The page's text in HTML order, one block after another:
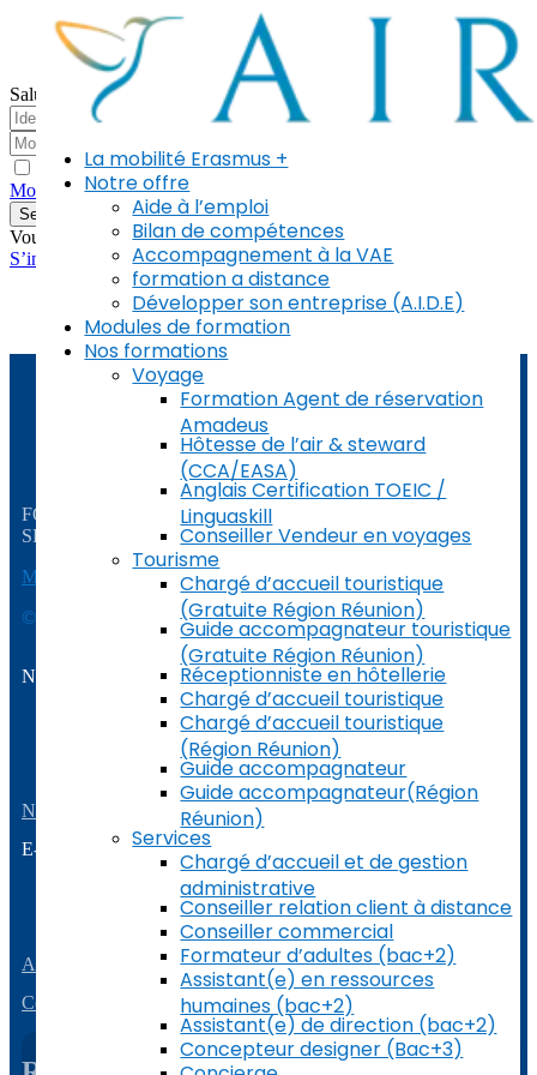
La mobilité Erasmus +
Notre offre
Aide à l’emploi
Bilan de compétences
Accompagnement à la VAE
formation a distance
Développer son entreprise (A.I.D.E)
Modules de formation
Nos formations
Voyage
Formation Agent de réservation
Amadeus
Hôtesse de l’air & steward
(CCA/EASA)
Anglais Certification TOEIC /
Linguaskill
Conseiller Vendeur en voyages
Tourisme
Chargé d’accueil touristique
(Gratuite Région Réunion)
Guide accompagnateur touristique
(Gratuite Région Réunion)
Réceptionniste en hôtellerie
Chargé d’accueil touristique
Chargé d’accueil touristique
(Région Réunion)
Guide accompagnateur
Guide accompagnateur(Région
Réunion)
Services
Chargé d’accueil et de gestion
administrative
Conseiller relation client à distance
Conseiller commercial
Formateur d’adultes (bac+2)
Assistant(e) en ressources
humaines (bac+2)
Assistant(e) de direction (bac+2)
Concepteur designer (Bac+3)
Salut, bon retour !
Me garder connecté
Mot de passe oublié ?
Se connecter
Vous n’avez pas de compte ?
S’inscrire maintenant
AIRLISE
FORMATION METIER DU VOYAGE TOURISME ET
SERVICES AUX ENTREPRISES
Mentions Légales
RGPD|
© 2023 | Airlise Formation
Notre offre
Bilan de compétences
Accompagnement-la-vae
Modules de formation
Aide à l’emploi
Nos formations
E-learning
Amadeus Niv. 1
Amadeus Niv. 2
Amadeus Niv. 3
A propos
Contactez-nous